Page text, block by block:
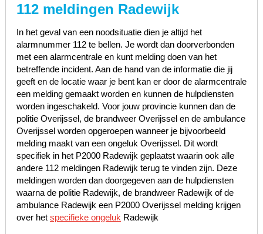
112 meldingen Radewijk
In het geval van een noodsituatie dien je altijd het
alarmnummer 112 te bellen. Je wordt dan doorverbonden
met een alarmcentrale en kunt melding doen van het
betreffende incident. Aan de hand van de informatie die jij
geeft en de locatie waar je bent kan er door de alarmcentrale
een melding gemaakt worden en kunnen de hulpdiensten
worden ingeschakeld. Voor jouw provincie kunnen dan de
politie Overijssel, de brandweer Overijssel en de ambulance
Overijssel worden opgeroepen wanneer je bijvoorbeeld
melding maakt van een ongeluk Overijssel. Dit wordt
specifiek in het P2000 Radewijk geplaatst waarin ook alle
andere 112 meldingen Radewijk terug te vinden zijn. Deze
meldingen worden dan doorgegeven aan de hulpdiensten
waarna de politie Radewijk, de brandweer Radewijk of de
ambulance Radewijk een P2000 Overijssel melding krijgen
over het specifieke ongeluk Radewijk